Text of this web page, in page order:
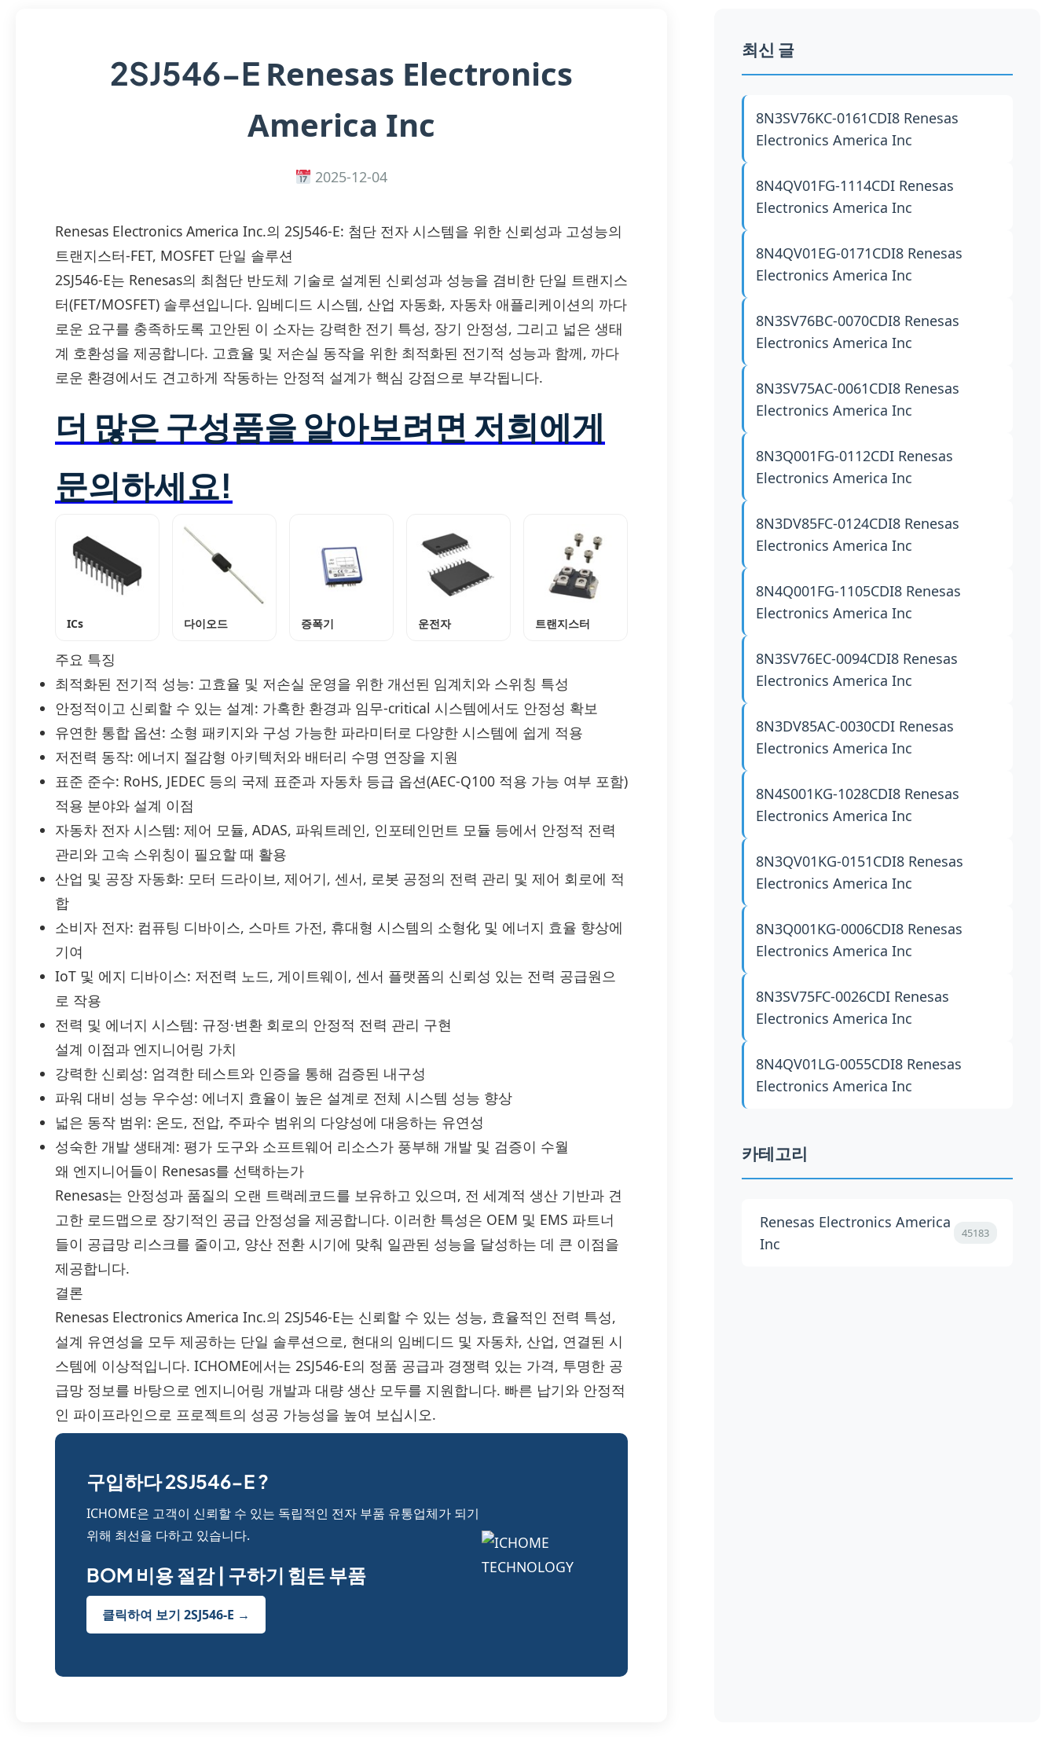
2SJ546-E Renesas Electronics
America Inc
2025-12-04
Renesas Electronics America Inc.의 2SJ546-E: 첨단 전자 시스템을 위한 신뢰성과 고성능의
트랜지스터-FET, MOSFET 단일 솔루션
2SJ546-E는 Renesas의 최첨단 반도체 기술로 설계된 신뢰성과 성능을 겸비한 단일 트랜지스
터(FET/MOSFET) 솔루션입니다. 임베디드 시스템, 산업 자동화, 자동차 애플리케이션의 까다
로운 요구를 충족하도록 고안된 이 소자는 강력한 전기 특성, 장기 안정성, 그리고 넓은 생태
계 호환성을 제공합니다. 고효율 및 저손실 동작을 위한 최적화된 전기적 성능과 함께, 까다
로운 환경에서도 견고하게 작동하는 안정적 설계가 핵심 강점으로 부각됩니다.
더 많은 구성품을 알아보려면 저희에게
문의하세요!
ICs 다이오드 증폭기 운전자 트랜지스터
주요 특징
최적화된 전기적 성능: 고효율 및 저손실 운영을 위한 개선된 임계치와 스위칭 특성
안정적이고 신뢰할 수 있는 설계: 가혹한 환경과 임무-critical 시스템에서도 안정성 확보
유연한 통합 옵션: 소형 패키지와 구성 가능한 파라미터로 다양한 시스템에 쉽게 적용
저전력 동작: 에너지 절감형 아키텍처와 배터리 수명 연장을 지원
표준 준수: RoHS, JEDEC 등의 국제 표준과 자동차 등급 옵션(AEC-Q100 적용 가능 여부 포함)
적용 분야와 설계 이점
자동차 전자 시스템: 제어 모듈, ADAS, 파워트레인, 인포테인먼트 모듈 등에서 안정적 전력
관리와 고속 스위칭이 필요할 때 활용
산업 및 공장 자동화: 모터 드라이브, 제어기, 센서, 로봇 공정의 전력 관리 및 제어 회로에 적
합
소비자 전자: 컴퓨팅 디바이스, 스마트 가전, 휴대형 시스템의 소형化 및 에너지 효율 향상에
기여
IoT 및 에지 디바이스: 저전력 노드, 게이트웨이, 센서 플랫폼의 신뢰성 있는 전력 공급원으
로 작용
전력 및 에너지 시스템: 규정·변환 회로의 안정적 전력 관리 구현
설계 이점과 엔지니어링 가치
강력한 신뢰성: 엄격한 테스트와 인증을 통해 검증된 내구성
파워 대비 성능 우수성: 에너지 효율이 높은 설계로 전체 시스템 성능 향상
넓은 동작 범위: 온도, 전압, 주파수 범위의 다양성에 대응하는 유연성
성숙한 개발 생태계: 평가 도구와 소프트웨어 리소스가 풍부해 개발 및 검증이 수월
왜 엔지니어들이 Renesas를 선택하는가
Renesas는 안정성과 품질의 오랜 트랙레코드를 보유하고 있으며, 전 세계적 생산 기반과 견
고한 로드맵으로 장기적인 공급 안정성을 제공합니다. 이러한 특성은 OEM 및 EMS 파트너
들이 공급망 리스크를 줄이고, 양산 전환 시기에 맞춰 일관된 성능을 달성하는 데 큰 이점을
제공합니다.
결론
Renesas Electronics America Inc.의 2SJ546-E는 신뢰할 수 있는 성능, 효율적인 전력 특성,
설계 유연성을 모두 제공하는 단일 솔루션으로, 현대의 임베디드 및 자동차, 산업, 연결된 시
스템에 이상적입니다. ICHOME에서는 2SJ546-E의 정품 공급과 경쟁력 있는 가격, 투명한 공
급망 정보를 바탕으로 엔지니어링 개발과 대량 생산 모두를 지원합니다. 빠른 납기와 안정적
인 파이프라인으로 프로젝트의 성공 가능성을 높여 보십시오.
구입하다 2SJ546-E ?
ICHOME은 고객이 신뢰할 수 있는 독립적인 전자 부품 유통업체가 되기
위해 최선을 다하고 있습니다.
BOM 비용 절감 | 구하기 힘든 부품
클릭하여 보기 2SJ546-E →
최신 글
8N3SV76KC-0161CDI8 Renesas
Electronics America Inc
8N4QV01FG-1114CDI Renesas
Electronics America Inc
8N4QV01EG-0171CDI8 Renesas
Electronics America Inc
8N3SV76BC-0070CDI8 Renesas
Electronics America Inc
8N3SV75AC-0061CDI8 Renesas
Electronics America Inc
8N3Q001FG-0112CDI Renesas
Electronics America Inc
8N3DV85FC-0124CDI8 Renesas
Electronics America Inc
8N4Q001FG-1105CDI8 Renesas
Electronics America Inc
8N3SV76EC-0094CDI8 Renesas
Electronics America Inc
8N3DV85AC-0030CDI Renesas
Electronics America Inc
8N4S001KG-1028CDI8 Renesas
Electronics America Inc
8N3QV01KG-0151CDI8 Renesas
Electronics America Inc
8N3Q001KG-0006CDI8 Renesas
Electronics America Inc
8N3SV75FC-0026CDI Renesas
Electronics America Inc
8N4QV01LG-0055CDI8 Renesas
Electronics America Inc
카테고리
Renesas Electronics America
Inc
45183